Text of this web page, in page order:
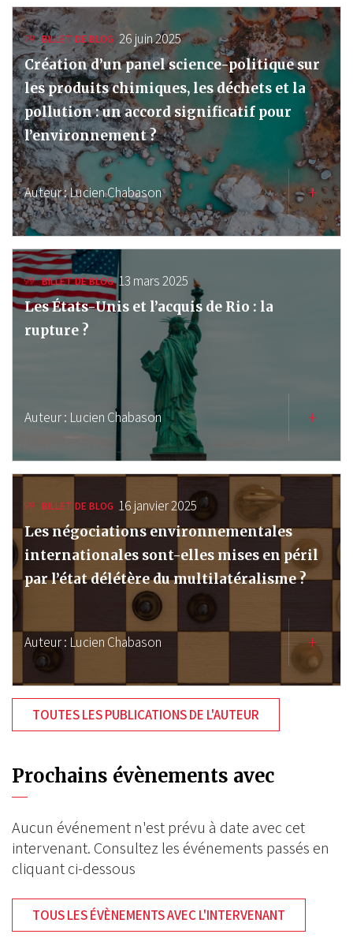
BILLET DE BLOG 26 juin 2025
Création d’un panel science-politique sur
les produits chimiques, les déchets et la
pollution : un accord significatif pour
l’environnement ?
Auteur :Lucien Chabason
BILLET DE BLOG 13 mars 2025
Les États-Unis et l’acquis de Rio : la
rupture ?
Auteur : Lucien Chabason
BILLET DE BLOG 16 janvier 2025
Les négociations environnementales
internationales sont-elles mises en péril
par l’état délétère du multilatéralisme ?
Auteur : Lucien Chabason
TOUTES LES PUBLICATIONS DE L'AUTEUR
Prochains évènements avec
Aucun événement n'est prévu à date avec cet
intervenant. Consultez les événements passés en
cliquant ci-dessous
TOUS LES ÉVÈNEMENTS AVEC L'INTERVENANT